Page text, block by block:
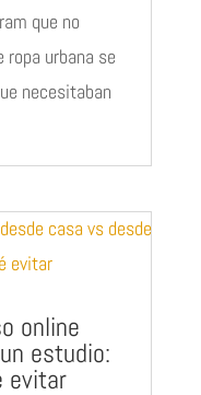
que no
ropa urbana se
necesitaban
online
estudio:
evitar